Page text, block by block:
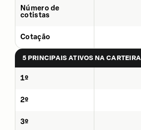
Número de
cotistas
Cotação
5 PRINCIPAIS ATIVOS NA CARTEIRA
1º
2º
3º